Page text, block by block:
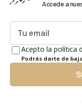
Accede a
Acepto la política
Podrás darte de